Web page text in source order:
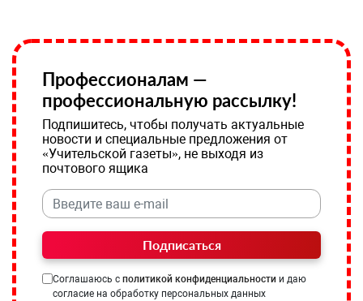
Профессионалам —
профессиональную рассылку!
Подпишитесь, чтобы получать актуальные
новости и специальные предложения от
«Учительской газеты», не выходя из
почтового ящика
Подписаться
Соглашаюсь с политикой конфиденциальности и даю
согласие на обработку персональных данных